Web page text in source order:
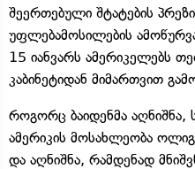
შეერთებული შტატების
უფლებამოსილების
15 იანვარს ამერიკელებს
კაბინეტიდან მიმართვით
როგორც ბაიდენმა
ამერიკის მოსახლეობა
და აღნიშნა, რამდენად